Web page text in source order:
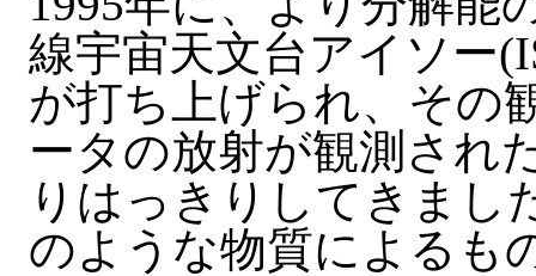
線宇宙天文台アイソー
が打ち上げられ、その
ータの放射が観測され
りはっきりしてきまし
のような物質によるも